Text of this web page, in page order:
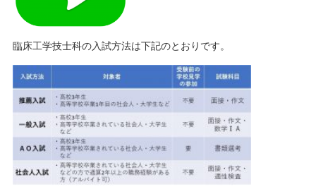
臨床工学技士科の入試方法は下記のとおりです。